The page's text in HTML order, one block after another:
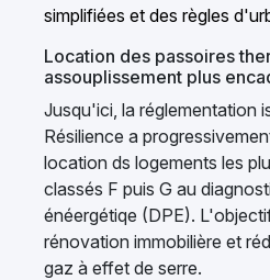
simplifiées et des règles
Location des passoires
assouplissement plus
Jusqu'ici, la réglementation
Résilience a
location ds logements les
classés F puis G au
énéergétiqe (DPE).
rénovation immobilière et
gaz à effet de serre.